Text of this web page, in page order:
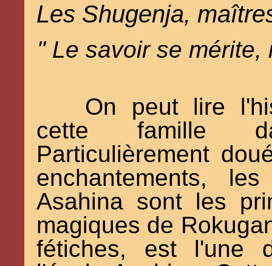
Les Shugenja,
" Le savoir se
On peut lire
cette famille
Particulièrement
enchantements,
Asahina sont les
magiques de
fétiches, est l'une